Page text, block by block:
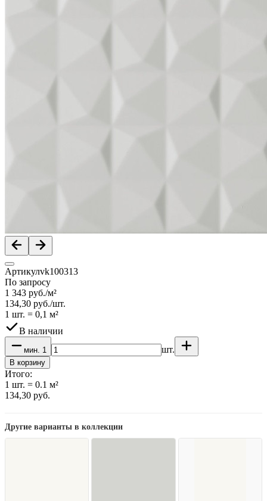
Артикулvk100313
По запросу
1 343 руб./м²
134,30 руб./шт.
1 шт. = 0,1 м²
В наличии
мин. 1 шт.
В корзину
Итого:
1 шт. = 0.1 м²
134,30 руб.
Другие варианты в коллекции